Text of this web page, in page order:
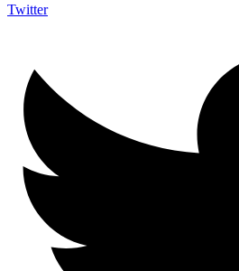
Twitter